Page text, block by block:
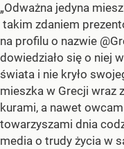
„Odważna jedyna
takim zdaniem
na profilu o nazwie
dowiedziało się o niej
świata i nie kryło
mieszka w Grecji wraz
kurami, a nawet
towarzyszami dnia
media o trudy życia w